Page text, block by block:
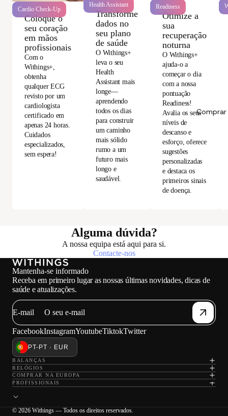
A
Cardio Check-Up
Coloque o
seu coração
em mãos
profissionais
Com o
Withings+,
obtenha
qualquer ECG
revisto por um
cardiologista
certificado em
apenas 24 horas.
Cuidados
especializados,
sem espera!
Health Assistant
Transforme
dados no
seu plano
de saúde
O Withings+
leva o seu
Health
Assistant mais
longe—
aprendendo
todos os dias
para construir
um caminho
mais sólido
rumo a um
futuro mais
longo e
saudável.
Readiness
Otimize a
sua
recuperação
noturna
O Withings+
ajuda-o a
começar o dia
com a nossa
pontuação
Readiness!
Avalia os seus
níveis de
descanso e
esforço, oferece
sugestões
personalizadas
e destaca os
primeiros sinais
de doença.
Alguma dúvida?
A nossa equipa está aqui para si.
Contacte-nos
Mantenha-se informado
Receba em primeiro lugar as nossas últimas novidades, dicas de
saúde e atualizações.
E-mail
FacebookInstagramYoutubeTiktokTwitter
PT-PT · EUR
BALANÇAS
RELÓGIOS
COMPRAR NA EUROPA
PROFISSIONAIS
© 2026 Withings — Todos os direitos reservados.